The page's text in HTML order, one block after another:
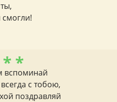
*
вспоминай
с тобою,
поздравляй